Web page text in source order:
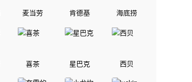
麦当劳 肯德基 海底捞
喜茶 星巴克 西贝